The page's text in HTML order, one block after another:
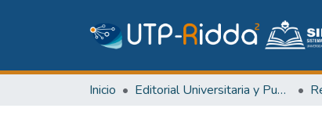
Inicio Editorial Universitaria y Publicaciones Seriadas